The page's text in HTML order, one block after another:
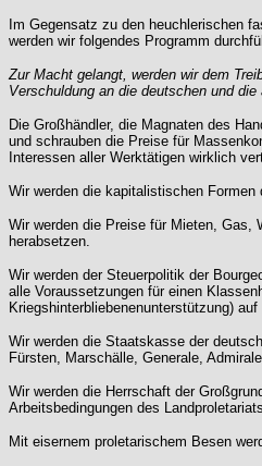
Im Gegensatz zu den heuchlerischen
werden wir folgendes Programm
Zur Macht gelangt, werden wir dem
Verschuldung an die deutschen und
Die Großhändler, die Magnaten des
und schrauben die Preise für
Interessen aller Werktätigen wirklich
Wir werden die kapitalistischen
Wir werden die Preise für Mieten, Gas,
herabsetzen.
Wir werden der Steuerpolitik der
alle Voraussetzungen für einen
Kriegshinterbliebenenunterstützung)
Wir werden die Staatskasse der
Fürsten, Marschälle, Generale,
Wir werden die Herrschaft der
Arbeitsbedingungen des
Mit eisernem proletarischem Besen